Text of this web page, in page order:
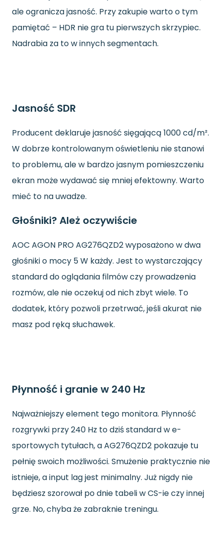
ale ogranicza jasność. Przy zakupie warto o tym
pamiętać – HDR nie gra tu pierwszych skrzypiec.
Nadrabia za to w innych segmentach.
Jasność SDR
Producent deklaruje jasność sięgającą 1000 cd/m².
W dobrze kontrolowanym oświetleniu nie stanowi
to problemu, ale w bardzo jasnym pomieszczeniu
ekran może wydawać się mniej efektowny. Warto
mieć to na uwadze.
Głośniki? Ależ oczywiście
AOC AGON PRO AG276QZD2 wyposażono w dwa
głośniki o mocy 5 W każdy. Jest to wystarczający
standard do oglądania filmów czy prowadzenia
rozmów, ale nie oczekuj od nich zbyt wiele. To
dodatek, który pozwoli przetrwać, jeśli akurat nie
masz pod ręką słuchawek.
Płynność i granie w 240 Hz
Najważniejszy element tego monitora. Płynność
rozgrywki przy 240 Hz to dziś standard w e-
sportowych tytułach, a AG276QZD2 pokazuje tu
pełnię swoich możliwości. Smużenie praktycznie nie
istnieje, a input lag jest minimalny. Już nigdy nie
będziesz szorował po dnie tabeli w CS-ie czy innej
grze. No, chyba że zabraknie treningu.